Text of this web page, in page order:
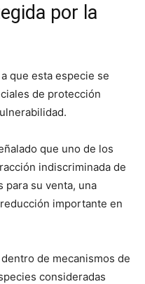
por la
que esta especie se
de protección
que uno de los
indiscriminada de
para su venta, una
importante en
de mecanismos de
consideradas